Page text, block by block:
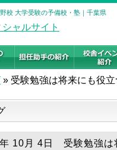
校 大学受験の予備校・塾｜千葉県
» 受験勉強は将来にも役立
10月 4日 受験勉強は